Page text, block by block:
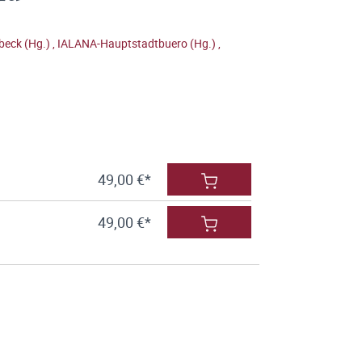
(Hg.) , IALANA-Hauptstadtbuero (Hg.) ,
49,00 €*
49,00 €*